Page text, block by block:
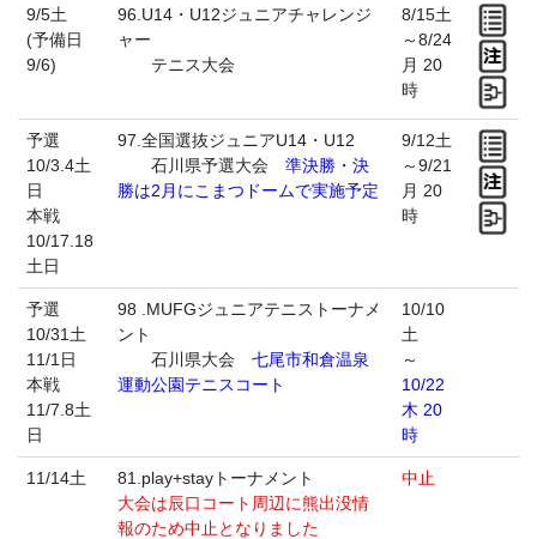
9/5土
(予備日
9/6)
96.U14・U12ジュニアチャレンジ
ャー
テニス大会
8/15土
～8/24
月 20
時
予選
10/3.4土
日
本戦
10/17.18
土日
97.全国選抜ジュニアU14・U12
石川県予選大会 準決勝・決
勝は2月にこまつドームで実施予定
9/12土
～9/21
月 20
時
予選
10/31土
11/1日
本戦
11/7.8土
日
98 .MUFGジュニアテニストーナメ
ント
石川県大会 七尾市和倉温泉
運動公園テニスコート
10/10
土
～
10/22
木 20
時
11/14土
81.play+stayトーナメント
大会は辰口コート周辺に熊出没情
報のため中止となりました
中止